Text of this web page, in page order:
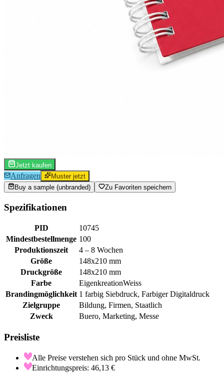
Jetzt kaufen
Anfragen
Muster jetzt
Buy a sample (unbranded)
Zu Favoriten speichern
Spezifikationen
PID
10745
Mindestbestellmenge 100
Produktionszeit
4 – 8 Wochen
Größe
148x210 mm
Druckgröße
148x210 mm
Farbe
EigenkreationWeiss
Brandingmöglichkeit 1 farbig Siebdruck, Farbiger Digitaldruck
Zielgruppe
Bildung, Firmen, Staatlich
Zweck
Buero, Marketing, Messe
Preisliste
Alle Preise verstehen sich pro Stück und ohne MwSt.
Einrichtungspreis: 46,13 €